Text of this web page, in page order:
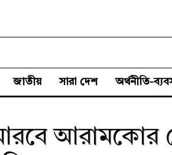
জাতীয় সারা দেশ অর্থনীতি-
আরামকোর